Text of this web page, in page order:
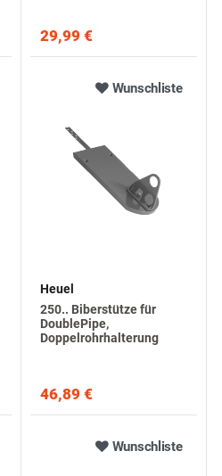
29,99 €
Wunschliste
Heuel
250.. Biberstütze für
DoublePipe,
Doppelrohrhalterung
46,89 €
Wunschliste